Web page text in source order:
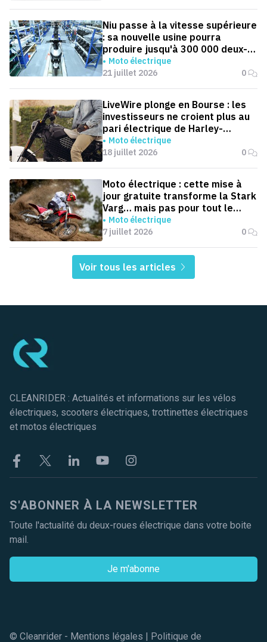
Niu passe à la vitesse supérieure
: sa nouvelle usine pourra
produire jusqu'à 300 000 deux-
roues électriques par an
Moto électrique
21 juillet 2026
0
LiveWire plonge en Bourse : les
investisseurs ne croient plus au
pari électrique de Harley-
Davidson
Moto électrique
18 juillet 2026
0
Moto électrique : cette mise à
jour gratuite transforme la Stark
Varg… mais pas pour tout le
monde
Moto électrique
7 juillet 2026
0
Voir tous les articles
CLEANRIDER : Actualités et informations sur les vélos
électriques, scooters électriques, trottinettes électriques
et motos électriques
FacebookTwitter LinkekinYoutubeInstagram
S'ABONNER À LA NEWSLETTER
Toute l'actualité du deux-roues électrique dans votre boite
mail.
Je m'abonne
© Cleanrider - Mentions légales Politique de